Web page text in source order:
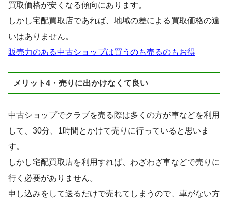
買取価格が安くなる傾向にあります。
しかし宅配買取店であれば、地域の差による買取価格の違
いはありません。
販売力のある中古ショップは買うのも売るのもお得
メリット4・売りに出かけなくて良い
中古ショップでクラブを売る際は多くの方が車などを利用
して、30分、1時間とかけて売りに行っていると思いま
す。
しかし宅配買取店を利用すれば、わざわざ車などで売りに
行く必要がありません。
申し込みをして送るだけで売れてしまうので、車がない方